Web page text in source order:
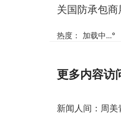
关国防承包商
热度： 加载中...°
更多内容访
新闻人间：周